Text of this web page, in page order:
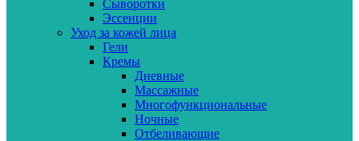
Сыворотки
Эссенции
Уход за кожей лица
Гели
Кремы
Дневные
Массажные
Многофункциональные
Ночные
Отбеливающие